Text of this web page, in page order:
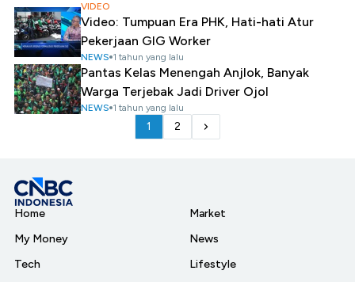
VIDEO
Video: Tumpuan Era PHK, Hati-hati Atur
Pekerjaan GIG Worker
NEWS 1 tahun yang lalu
Pantas Kelas Menengah Anjlok, Banyak
Warga Terjebak Jadi Driver Ojol
NEWS 1 tahun yang lalu
1 2
Home
My Money
Tech
Market
News
Lifestyle